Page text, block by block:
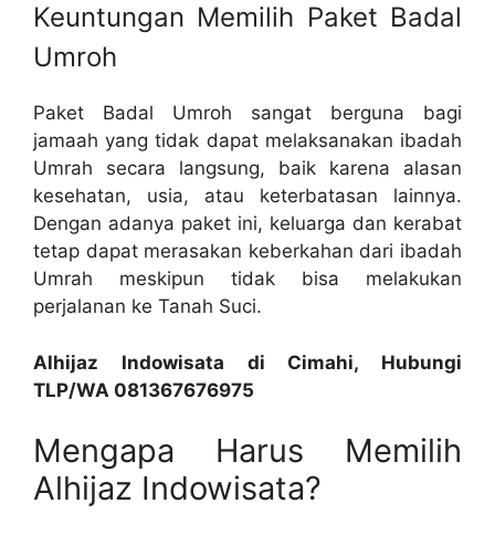
Keuntungan Memilih Paket Badal
Umroh
Paket Badal Umroh sangat berguna bagi
jamaah yang tidak dapat melaksanakan ibadah
Umrah secara langsung, baik karena alasan
kesehatan, usia, atau keterbatasan lainnya.
Dengan adanya paket ini, keluarga dan kerabat
tetap dapat merasakan keberkahan dari ibadah
Umrah meskipun tidak bisa melakukan
perjalanan ke Tanah Suci.
Alhijaz Indowisata di Cimahi, Hubungi
TLP/WA 081367676975
Mengapa Harus Memilih
Alhijaz Indowisata?